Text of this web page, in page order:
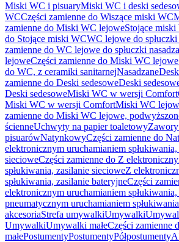
Miski WC i pisuaryMiski WC i deski
WCCzęści zamienne do Wiszące miski WC
zamienne do Miski WC lejoweStojące miski
do Stojące miski WCWC lejowe do spłuczki
zamienne do WC lejowe do spłuczki
lejoweCzęści zamienne do Miski WC lejowe
do WC, z ceramiki sanitarnejNasadzane
zamienne do Deski sedesoweDeski
Deski sedesoweMiski WC w wersji Comfort
Miski WC w wersji ComfortMiski WC
zamienne do Miski WC lejowe,
ścienneUchwyty na papier toaletowyZawory
pisuarówNatynkowyCzęści zamienne do
elektronicznym uruchamianiem spłukiwania,
siecioweCzęści zamienne do Z
spłukiwania, zasilanie siecioweZ
spłukiwania, zasilanie bateryjneCzęści
elektronicznym uruchamianiem
pneumatycznym uruchamianiem spłukiwania
akcesoriaStrefa umywalkiUmywalki
UmywalkiUmywalki małeCzęści zamienne
małePostumentyPostumentyPółpostumenty